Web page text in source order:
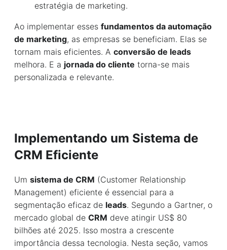
estratégia de marketing.
Ao implementar esses fundamentos da automação
de marketing, as empresas se beneficiam. Elas se
tornam mais eficientes. A conversão de leads
melhora. E a jornada do cliente torna-se mais
personalizada e relevante.
Implementando um Sistema de
CRM Eficiente
Um sistema de CRM (Customer Relationship
Management) eficiente é essencial para a
segmentação eficaz de leads. Segundo a Gartner, o
mercado global de CRM deve atingir US$ 80
bilhões até 2025. Isso mostra a crescente
importância dessa tecnologia. Nesta seção, vamos